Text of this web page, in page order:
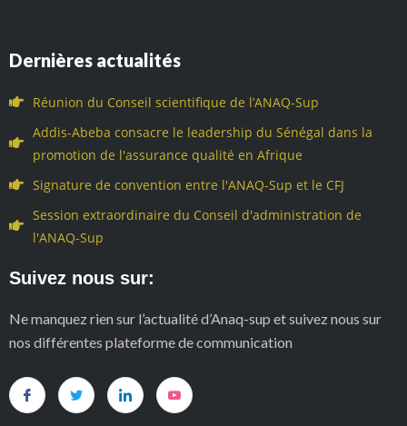
Dernières actualités
Réunion du Conseil scientifique de l’ANAQ-Sup
Addis-Abeba consacre le leadership du Sénégal dans la
promotion de l'assurance qualité en Afrique
Signature de convention entre l'ANAQ-Sup et le CFJ
Session extraordinaire du Conseil d'administration de
l'ANAQ-Sup
Suivez nous sur:
Ne manquez rien sur l’actualité d’Anaq-sup et suivez nous sur
nos différentes plateforme de communication